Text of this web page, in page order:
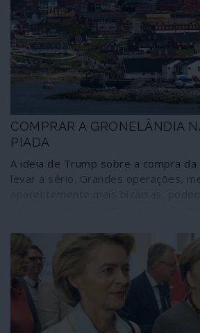
COMPRAR A GRONELÂNDIA
PIADA
A ideia de Trump sobre a compra da
levar a sério. Grandes operações,
importância estratégica - sobretudo
norte-americana do Tratado INF -
riquezas naturais, entre elas
metais terras raras. Sendo que as
as sensibilidades ambientais,
costumam travar Trump. A